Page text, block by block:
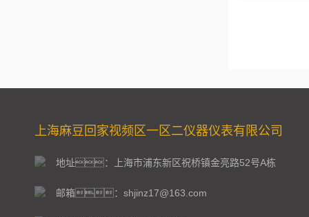
上海麻豆回家视频区一区二仪器仪表有限公司
地址：上海市浦东新区祝桥镇金亮路52号A栋
邮箱：shjinz17@163.com